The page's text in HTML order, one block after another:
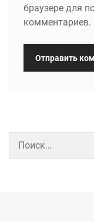
браузере для
комментариев.